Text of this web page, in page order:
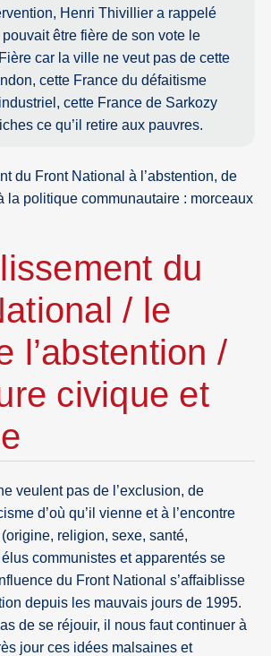
Henri Thivillier a rappelé
être fière de son vote le
car la ville ne veut pas de cette
cette France du défaitisme
cette France de Sarkozy
ce qu’il retire aux pauvres.
du Front National à l’abstention, de
la politique communautaire : morceaux
du
/ le
l’abstention /
civique et
veulent pas de l’exclusion, de
d’où qu’il vienne et à l’encontre
religion, sexe, santé,
communistes et apparentés se
du Front National s’affaiblisse
depuis les mauvais jours de 1995.
de se réjouir, il nous faut continuer à
jour ces idées malsaines et